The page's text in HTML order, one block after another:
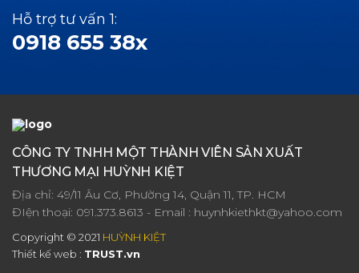
Hỗ trợ tư vấn 1:
0918 655 38x
CÔNG TY TNHH MỘT THÀNH VIÊN SẢN XUẤT
THƯƠNG MẠI HUỲNH KIỆT
Địa chỉ: 49/11 Âu Cơ, Phường 14, Quận 11, TP. HCM
ĐIện thoại: 091.373.8613 - Email : huynhkiethkt@yahoo.com
Copyright © 2021 HUỲNH KIỆT
Thiết kế web : TRUST.vn